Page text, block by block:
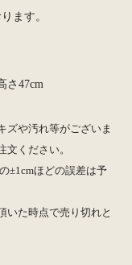
ます。
さ47cm
ズや汚れ等がございま
ください。
±1cmほどの誤差は予
いた時点で売り切れと